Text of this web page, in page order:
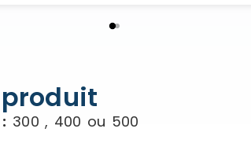
300 , 400 ou 500